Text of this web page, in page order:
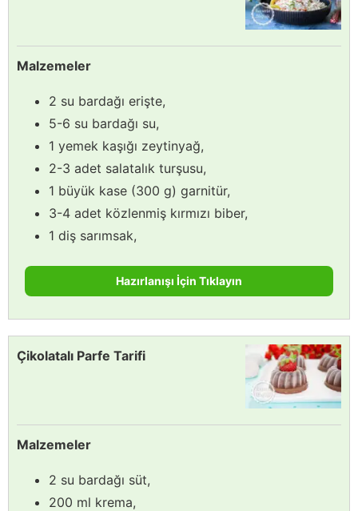
Malzemeler
2 su bardağı erişte,
5-6 su bardağı su,
1 yemek kaşığı zeytinyağ,
2-3 adet salatalık turşusu,
1 büyük kase (300 g) garnitür,
3-4 adet közlenmiş kırmızı biber,
1 diş sarımsak,
Hazırlanışı İçin Tıklayın
Çikolatalı Parfe Tarifi
Malzemeler
2 su bardağı süt,
200 ml krema,